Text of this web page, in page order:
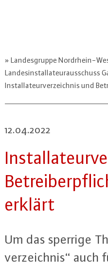
Landesgruppe Nordrhein-
Landesinstallateurausschuss
Installateurverzeichnis und
12.04.2022
erklärt
Um das sperrige
ver­zeich­nis“ auch